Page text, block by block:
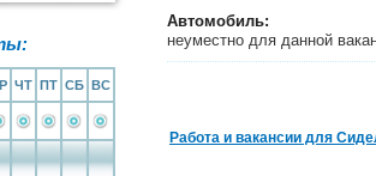
ЧТ ПТ СБ ВС
Автомобиль:
неуместно для данной
Работа и вакансии для